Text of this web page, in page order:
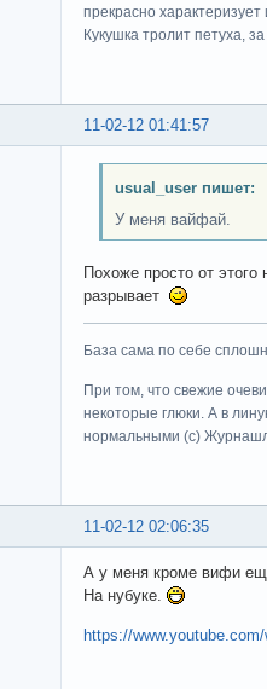
прекрасно характеризует
Кукушка тролит петуха,
11-02-12 01:41:57
usual_user пишет:
У меня вайфай.
Похоже просто от этого
разрывает
База сама по себе
При том, что свежие
некоторые глюки. А в
нормальными (c)
11-02-12 02:06:35
А у меня кроме вифи
На нубуке.
https://